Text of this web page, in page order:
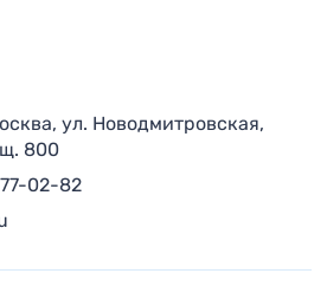
ул. Новодмитровская,
800
02-82